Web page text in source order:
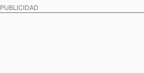
PUBLICIDAD